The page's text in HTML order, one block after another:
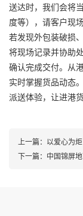
送达时，我们会将
度等），请客户现场
若发现外包装破损
将现场记录并协助
确认完成交付。从
实时掌握货品动态
派送体验，让进港
上一篇： 以爱心为
下一篇： 中国锦屏